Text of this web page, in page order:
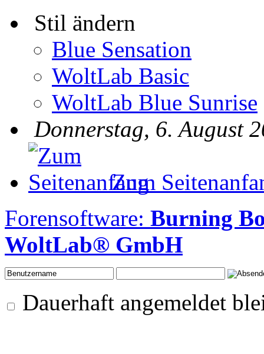
Stil ändern
Blue Sensation
WoltLab Basic
WoltLab Blue Sunrise
Donnerstag, 6. August
Zum
Forensoftware: Burning
WoltLab® GmbH
Dauerhaft angemeldet